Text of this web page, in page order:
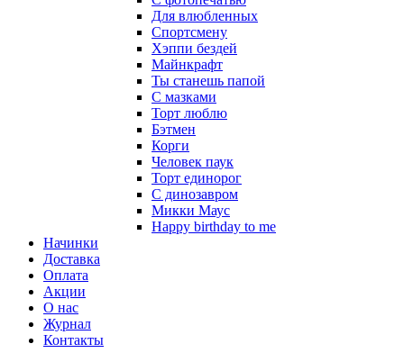
Для влюбленных
Спортсмену
Хэппи бездей
Майнкрафт
Ты станешь папой
С мазками
Торт люблю
Бэтмен
Корги
Человек паук
Торт единорог
С динозавром
Микки Маус
Happy birthday to me
Начинки
Доставка
Оплата
Акции
О нас
Журнал
Контакты